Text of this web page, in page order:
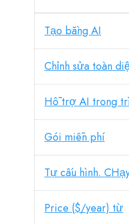
Tạo bằng AI
Chỉnh sửa toàn
Hỗ trợ AI trong
Gói miễn phí
Tự cấu hình.
Price ($/year) từ